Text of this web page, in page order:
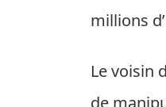
millions
Le voisin
de